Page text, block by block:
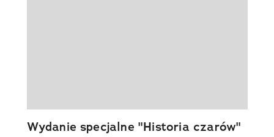
Wydanie specjalne "Historia czarów"